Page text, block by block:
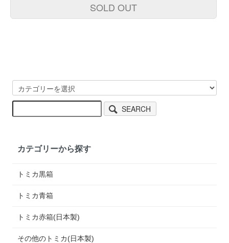
SOLD OUT
SEARCH
カテゴリーから探す
トミカ黒箱
トミカ青箱
トミカ赤箱(日本製)
その他のトミカ(日本製)